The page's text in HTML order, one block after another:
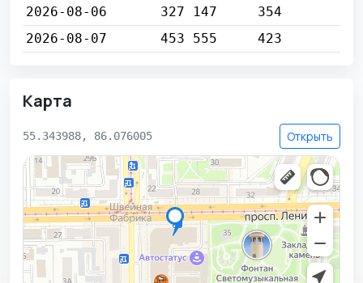
2026-08-06 327 147
354
2026-08-07
453 555 423
Карта
55.343988, 86.076005 Открыть